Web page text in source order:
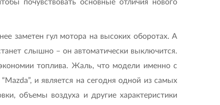
почувствовать основные отличия нового
заметен гул мотора на высоких оборотах. А
слышно – он автоматически выключится.
топлива. Жаль, что модели именно с
и является на сегодня одной из самых
объемы воздуха и другие характеристики